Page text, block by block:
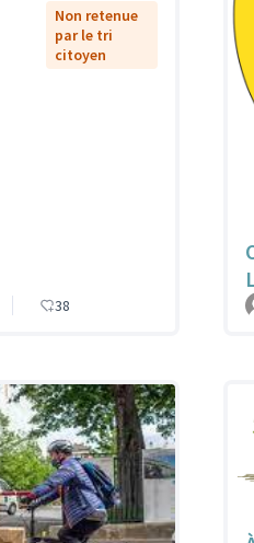
Non retenue
par le tri
citoyen
38